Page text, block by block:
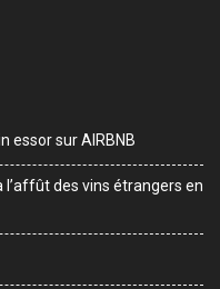
essor sur AIRBNB
l’affût des vins étrangers en